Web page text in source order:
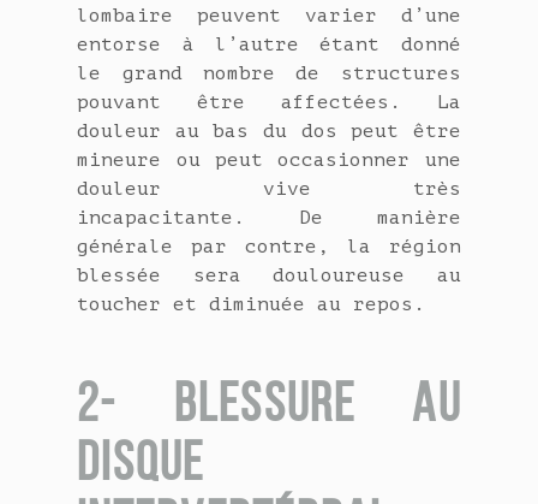
lombaire peuvent varier d’une
entorse à l’autre étant donné
le grand nombre de structures
pouvant être affectées. La
douleur au bas du dos peut être
mineure ou peut occasionner une
douleur vive très
incapacitante. De manière
générale par contre, la région
blessée sera douloureuse au
toucher et diminuée au repos.
2- BLESSURE AU
DISQUE